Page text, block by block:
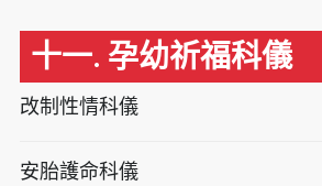
十一. 孕幼祈福科儀
改制性情科儀
安胎護命科儀